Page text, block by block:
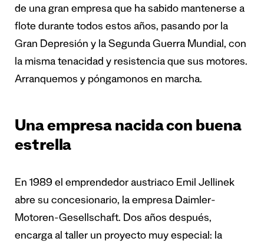
de una gran empresa que ha sabido mantenerse a
flote durante todos estos años, pasando por la
Gran Depresión y la Segunda Guerra Mundial, con
la misma tenacidad y resistencia que sus motores.
Arranquemos y póngamonos en marcha.
Una empresa nacida con buena
estrella
En 1989 el emprendedor austriaco Emil Jellinek
abre su concesionario, la empresa Daimler-
Motoren-Gesellschaft. Dos años después,
encarga al taller un proyecto muy especial: la